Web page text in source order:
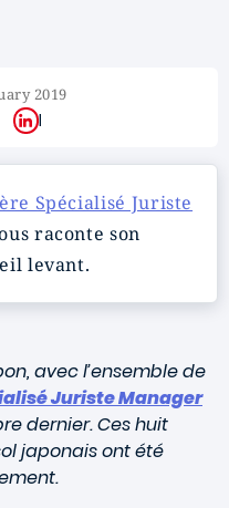
2019
LinkedIn
Spécialisé Juriste
raconte son
levant.
avec l’ensemble de
Juriste Manager
dernier. Ces huit
japonais ont été